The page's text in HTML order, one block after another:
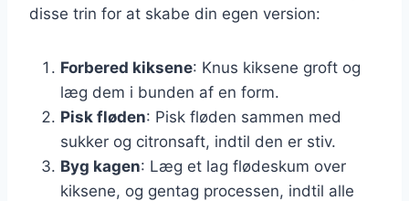
disse trin for at skabe din egen version:
Forbered kiksene: Knus kiksene groft og
læg dem i bunden af en form.
Pisk fløden: Pisk fløden sammen med
sukker og citronsaft, indtil den er stiv.
Byg kagen: Læg et lag flødeskum over
kiksene, og gentag processen, indtil alle